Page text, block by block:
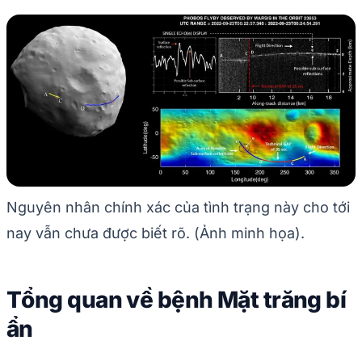
Nguyên nhân chính xác của tình trạng này cho tới
nay vẫn chưa được biết rõ. (Ảnh minh họa).
Tổng quan về bệnh Mặt trăng bí
ẩn